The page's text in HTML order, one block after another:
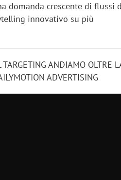
domanda crescente di flussi
innovativo su più
ANDIAMO OLTRE
ADVERTISING